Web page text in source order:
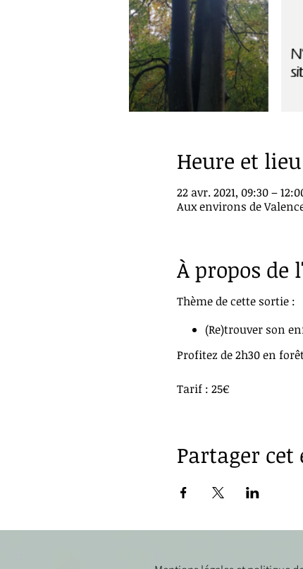
Heure et lieu
22 avr. 2021, 09:30 –
Aux environs de
À propos de
Thème de cette sortie :
(Re)trouver son
Profitez de 2h30 en
Tarif : 25€
Partager